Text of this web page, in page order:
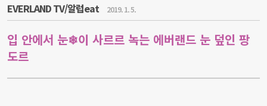
EVERLAND TV/알럽eat 2019. 1. 5.
입 안에서 눈❄이 사르르 녹는 에버랜드 눈 덮인 팡
도르